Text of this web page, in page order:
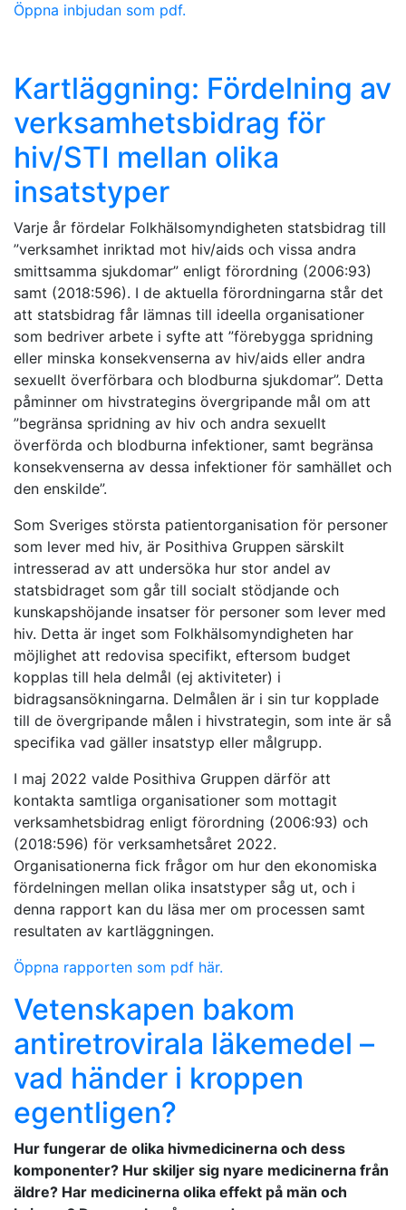
Öppna inbjudan som pdf.
Kartläggning: Fördelning av
verksamhetsbidrag för
hiv/STI mellan olika
insatstyper
Varje år fördelar Folkhälsomyndigheten statsbidrag till
”verksamhet inriktad mot hiv/aids och vissa andra
smittsamma sjukdomar” enligt förordning (2006:93)
samt (2018:596). I de aktuella förordningarna står det
att statsbidrag får lämnas till ideella organisationer
som bedriver arbete i syfte att ”förebygga spridning
eller minska konsekvenserna av hiv/aids eller andra
sexuellt överförbara och blodburna sjukdomar”. Detta
påminner om hivstrategins övergripande mål om att
”begränsa spridning av hiv och andra sexuellt
överförda och blodburna infektioner, samt begränsa
konsekvenserna av dessa infektioner för samhället och
den enskilde”.
Som Sveriges största patientorganisation för personer
som lever med hiv, är Posithiva Gruppen särskilt
intresserad av att undersöka hur stor andel av
statsbidraget som går till socialt stödjande och
kunskapshöjande insatser för personer som lever med
hiv. Detta är inget som Folkhälsomyndigheten har
möjlighet att redovisa specifikt, eftersom budget
kopplas till hela delmål (ej aktiviteter) i
bidragsansökningarna. Delmålen är i sin tur kopplade
till de övergripande målen i hivstrategin, som inte är så
specifika vad gäller insatstyp eller målgrupp.
I maj 2022 valde Posithiva Gruppen därför att
kontakta samtliga organisationer som mottagit
verksamhetsbidrag enligt förordning (2006:93) och
(2018:596) för verksamhetsåret 2022.
Organisationerna fick frågor om hur den ekonomiska
fördelningen mellan olika insatstyper såg ut, och i
denna rapport kan du läsa mer om processen samt
resultaten av kartläggningen.
Öppna rapporten som pdf här.
Vetenskapen bakom
antiretrovirala läkemedel –
vad händer i kroppen
egentligen?
Hur fungerar de olika hivmedicinerna och dess
komponenter? Hur skiljer sig nyare medicinerna från
äldre? Har medicinerna olika effekt på män och